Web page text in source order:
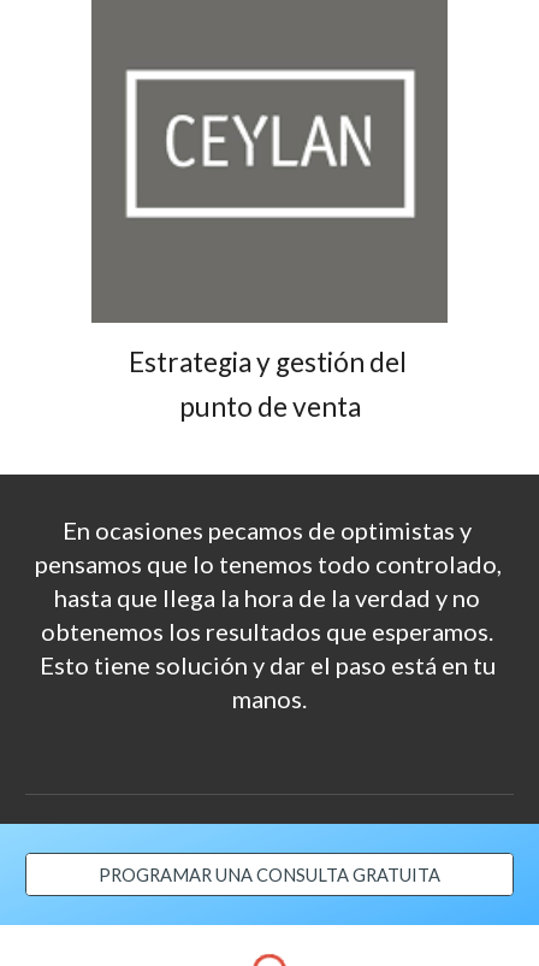
Estrategia y gestión del
punto de venta
En ocasiones pecamos de optimistas y
pensamos que lo tenemos todo controlado,
hasta que llega la hora de la verdad y no
obtenemos los resultados que esperamos.
Esto tiene solución y dar el paso está en tu
manos.
PROGRAMAR UNA CONSULTA GRATUITA